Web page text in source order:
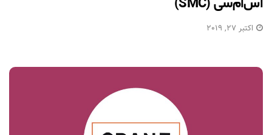
اکتبر 27, 2019